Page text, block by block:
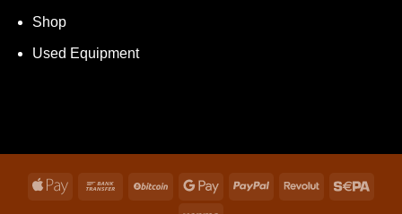
Shop
Used Equipment